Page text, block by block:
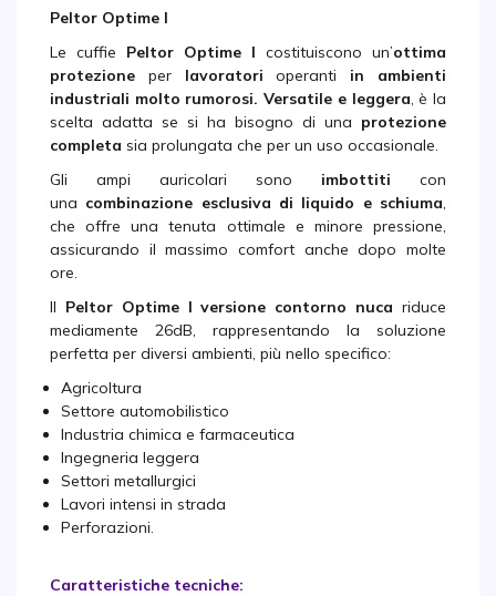
Peltor Optime I
Le cuffie Peltor Optime I costituiscono un’ottima
protezione per lavoratori operanti in ambienti
industriali molto rumorosi.Versatile e leggera, è la
scelta adatta se si ha bisogno di una protezione
completa sia prolungata che per un uso occasionale.
Gli ampi auricolari sono imbottiti con
una combinazione esclusiva di liquido e schiuma,
che offre una tenuta ottimale e minore pressione,
assicurando il massimo comfort anche dopo molte
ore.
Il Peltor Optime I versione contorno nuca riduce
mediamente 26dB, rappresentando la soluzione
perfetta per diversi ambienti, più nello specifico:
Agricoltura
Settore automobilistico
Industria chimica e farmaceutica
Ingegneria leggera
Settori metallurgici
Lavori intensi in strada
Perforazioni.
Caratteristiche tecniche: